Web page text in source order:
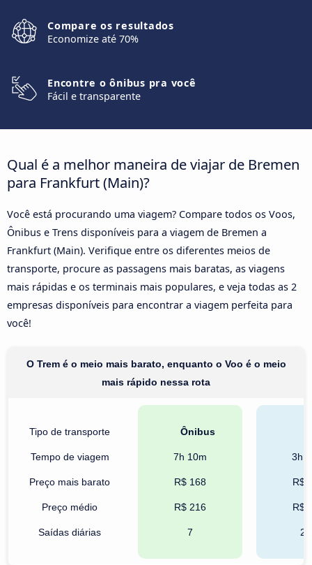
Compare os resultados
Economize até 70%
Encontre o ônibus pra você
Fácil e transparente
Qual é a melhor maneira de viajar de Bremen
para Frankfurt (Main)?
Você está procurando uma viagem? Compare todos os Voos,
Ônibus e Trens disponíveis para a viagem de Bremen a
Frankfurt (Main). Verifique entre os diferentes meios de
transporte, procure as passagens mais baratas, as viagens
mais rápidas e os terminais mais populares, e veja todas as 2
empresas disponíveis para encontrar a viagem perfeita para
você!
O Trem é o meio mais barato, enquanto o Voo é o meio
mais rápido nessa rota
Tipo de transporte
Tempo de viagem
Preço mais barato
Preço médio
Saídas diárias
Ônibus
7h 10m
R$ 168
R$ 216
7
3h
R$
R$